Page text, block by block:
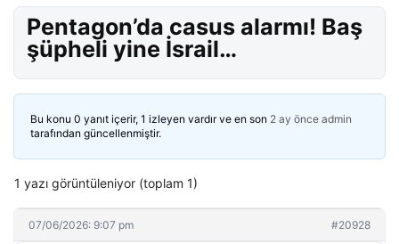
Pentagon’da casus alarmı! Baş
şüpheli yine İsrail…
Bu konu 0 yanıt içerir, 1 izleyen vardır ve en son 2 ay önce admin
tarafından güncellenmiştir.
1 yazı görüntüleniyor (toplam 1)
07/06/2026: 9:07 pm #20928